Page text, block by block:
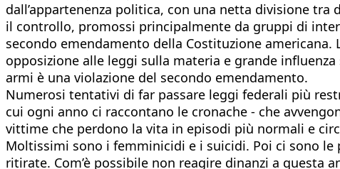
dall’appartenenza politica, con una netta divisione
il controllo, promossi principalmente da gruppi di
secondo emendamento della Costituzione
opposizione alle leggi sulla materia e grande
armi è una violazione del secondo emendamento.
Numerosi tentativi di far passare leggi federali più
cui ogni anno ci raccontano le cronache - che
vittime che perdono la vita in episodi più normali e
Moltissimi sono i femminicidi e i suicidi. Poi ci sono le
ritirate. Com’è possibile non reagire dinanzi a questa